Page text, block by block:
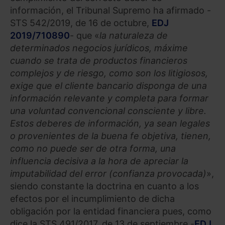
información, el Tribunal Supremo ha afirmado -
STS 542/2019, de 16 de octubre, EDJ
2019/710890- que «la naturaleza de
determinados negocios jurídicos, máxime
cuando se trata de productos financieros
complejos y de riesgo, como son los litigiosos,
exige que el cliente bancario disponga de una
información relevante y completa para formar
una voluntad convencional consciente y libre.
Estos deberes de información, ya sean legales
o provenientes de la buena fe objetiva, tienen,
como no puede ser de otra forma, una
influencia decisiva a la hora de apreciar la
imputabilidad del error (confianza provocada)»,
siendo constante la doctrina en cuanto a los
efectos por el incumplimiento de dicha
obligación por la entidad financiera pues, como